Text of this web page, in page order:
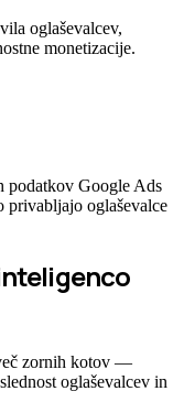
oglaševalcev,
monetizacije.
podatkov Google Ads
privabljajo oglaševalce
zornih kotov —
oglaševalcev in